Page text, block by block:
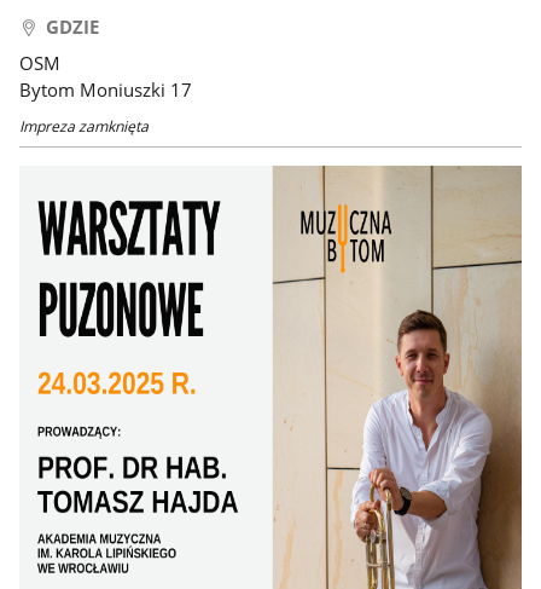
GDZIE
OSM
Bytom Moniuszki 17
Impreza zamknięta